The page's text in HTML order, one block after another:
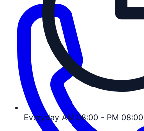
Everyday AM 08:00 - PM 08:00